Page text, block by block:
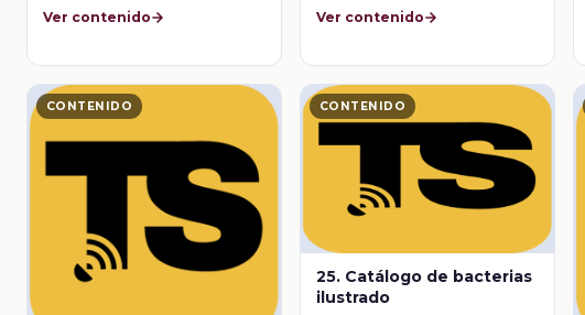
Ver contenido Ver contenido
CONTENIDO CONTENIDO
25. Catálogo de bacterias
ilustrado